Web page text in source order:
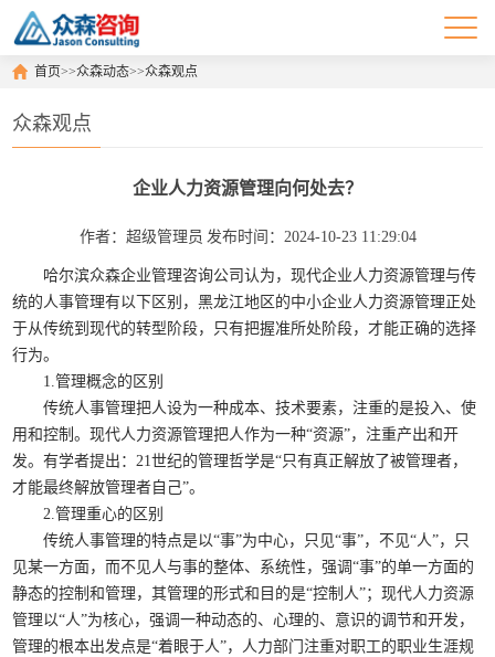
首页>>众森动态>>众森观点
众森观点
企业人力资源管理向何处去？
作者：超级管理员 发布时间：2024-10-23 11:29:04
哈尔滨众森企业管理咨询公司认为，现代企业人力资源管理与传
统的人事管理有以下区别，黑龙江地区的中小企业人力资源管理正处
于从传统到现代的转型阶段，只有把握准所处阶段，才能正确的选择
行为。
1.管理概念的区别
传统人事管理把人设为一种成本、技术要素，注重的是投入、使
用和控制。现代人力资源管理把人作为一种“资源”，注重产出和开
发。有学者提出：21世纪的管理哲学是“只有真正解放了被管理者，
才能最终解放管理者自己”。
2.管理重心的区别
传统人事管理的特点是以“事”为中心，只见“事”，不见“人”，只
见某一方面，而不见人与事的整体、系统性，强调“事”的单一方面的
静态的控制和管理，其管理的形式和目的是“控制人”；现代人力资源
管理以“人”为核心，强调一种动态的、心理的、意识的调节和开发，
管理的根本出发点是“着眼于人”，人力部门注重对职工的职业生涯规